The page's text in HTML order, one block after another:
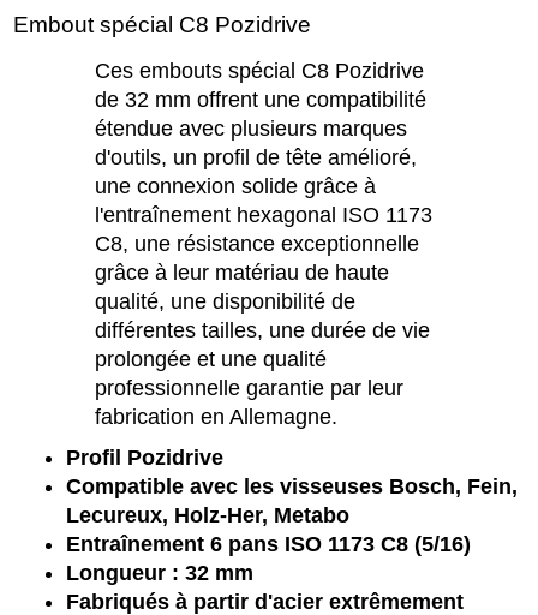
Embout spécial C8 Pozidrive
Ces embouts spécial C8 Pozidrive
de 32 mm offrent une compatibilité
étendue avec plusieurs marques
d'outils, un profil de tête amélioré,
une connexion solide grâce à
l'entraînement hexagonal ISO 1173
C8, une résistance exceptionnelle
grâce à leur matériau de haute
qualité, une disponibilité de
différentes tailles, une durée de vie
prolongée et une qualité
professionnelle garantie par leur
fabrication en Allemagne.
Profil Pozidrive
Compatible avec les visseuses Bosch, Fein,
Lecureux, Holz-Her, Metabo
Entraînement 6 pans ISO 1173 C8 (5/16)
Longueur : 32 mm
Fabriqués à partir d'acier extrêmement